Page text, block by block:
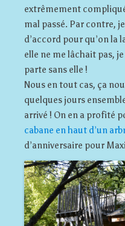
extrêmement
mal passé. Par contre,
d’accord pour qu’on la
elle ne me lâchait pas,
parte sans elle !
Nous en tout cas, ça
quelques jours
arrivé ! On en a profité
cabane en haut d’un
d’anniversaire pour